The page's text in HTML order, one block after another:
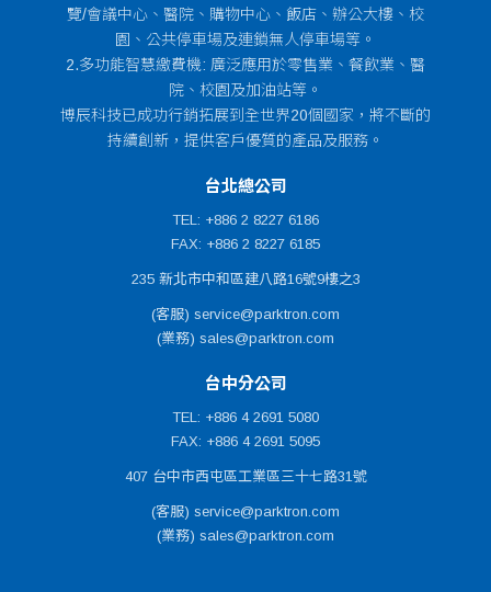
覽/會議中心、醫院、購物中心、飯店、辦公大樓、校
園、公共停車場及連鎖無人停車場等。
2.多功能智慧繳費機: 廣泛應用於零售業、餐飲業、醫
院、校園及加油站等。
博辰科技已成功行銷拓展到全世界20個國家，將不斷的
持續創新，提供客戶優質的產品及服務。
台北總公司
TEL: +886 2 8227 6186
FAX: +886 2 8227 6185
235 新北市中和區建八路16號9樓之3
(客服) service@parktron.com
(業務) sales@parktron.com
台中分公司
TEL: +886 4 2691 5080
FAX: +886 4 2691 5095
407 台中市西屯區工業區三十七路31號
(客服) service@parktron.com
(業務) sales@parktron.com